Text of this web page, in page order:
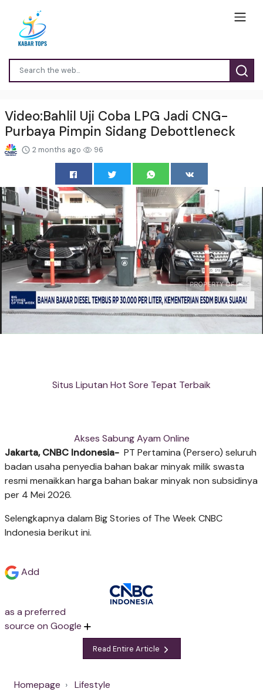
Video:Bahlil Uji Coba LPG Jadi CNG-
Purbaya Pimpin Sidang Debottleneck
2 months ago 96
Situs Liputan Hot Sore Tepat Terbaik
Akses Sabung Ayam Online
Jakarta, CNBC Indonesia- PT Pertamina (Persero) seluruh
badan usaha penyedia bahan bakar minyak milik swasta
resmi menaikkan harga bahan bakar minyak non subsidinya
per 4 Mei 2026.
Selengkapnya dalam Big Stories of The Week CNBC
Indonesia berikut ini.
Add
as a preferred
source on Google
Read Entire Article
Homepage
Lifestyle